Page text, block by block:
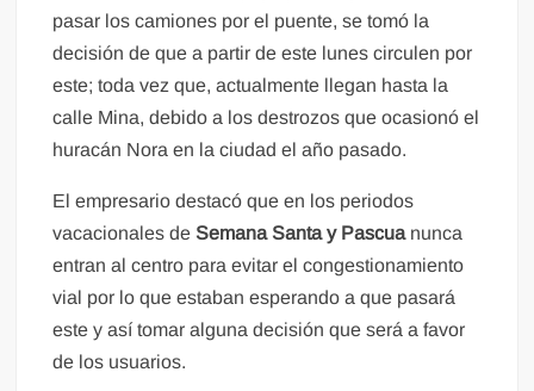
pasar los camiones por el puente, se tomó la
decisión de que a partir de este lunes circulen por
este; toda vez que, actualmente llegan hasta la
calle Mina, debido a los destrozos que ocasionó el
huracán Nora en la ciudad el año pasado.
El empresario destacó que en los periodos
vacacionales de Semana Santa y Pascuanunca
entran al centro para evitar el congestionamiento
vial por lo que estaban esperando a que pasará
este y así tomar alguna decisión que será a favor
de los usuarios.